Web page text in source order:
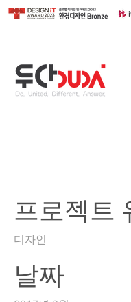
프로젝트
디자인
날짜